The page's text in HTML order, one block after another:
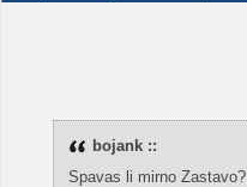
bojank ::
Spavas li mirno Zastavo?